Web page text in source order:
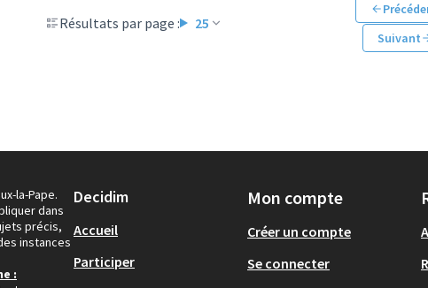
Résultats par page : 25
Suivant
la-Pape.
dans
précis,
instances
:
Decidim
Accueil
Participer
Mon compte
Créer un compte
Se connecter